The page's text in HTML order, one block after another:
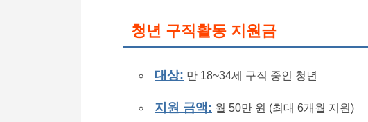
청년 구직활동 지원금
대상: 만 18~34세 구직 중인 청년
지원 금액: 월 50만 원 (최대 6개월 지원)